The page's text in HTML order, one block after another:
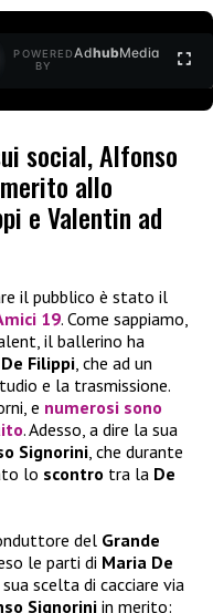
POWERED
BY
AdhubMedia
social, Alfonso
allo
e Valentin ad
il pubblico è stato il
19. Come sappiamo,
il ballerino ha
Filippi, che ad un
e la trasmissione.
e numerosi sono
. Adesso, a dire la sua
Signorini, che durante
lo scontro tra la De
del Grande
le parti di Maria De
scelta di cacciare via
Signoriniin merito: